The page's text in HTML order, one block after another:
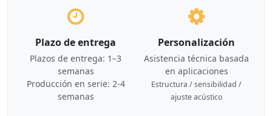
Plazo de entrega
Plazos de entrega: 1–3
semanas
Producción en serie: 2-4
semanas
Personalización
Asistencia técnica basada
en aplicaciones
Estructura / sensibilidad /
ajuste acústico